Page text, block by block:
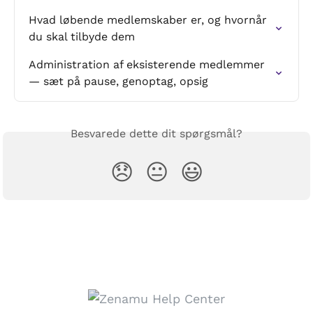
Hvad løbende medlemskaber er, og hvornår
du skal tilbyde dem
Administration af eksisterende medlemmer
— sæt på pause, genoptag, opsig
Besvarede dette dit spørgsmål?
😞 😐 😃